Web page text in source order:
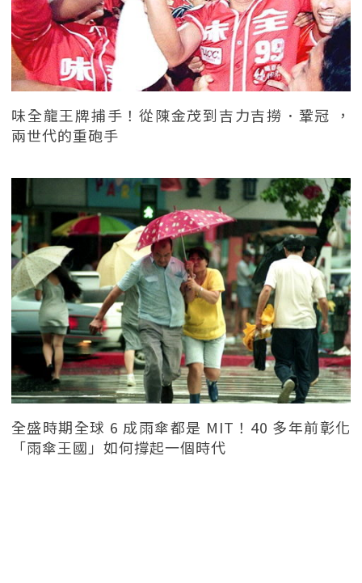
味全龍王牌捕手！從陳金茂到吉力吉撈．鞏冠 ，
兩世代的重砲手
全盛時期全球 6 成雨傘都是 MIT！40 多年前彰化
「雨傘王國」如何撐起一個時代